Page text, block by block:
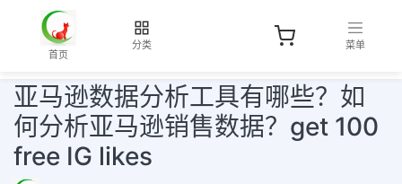
首页
分类 菜单
亚马逊数据分析工具有哪些？如
何分析亚马逊销售数据？get 100
free IG likes